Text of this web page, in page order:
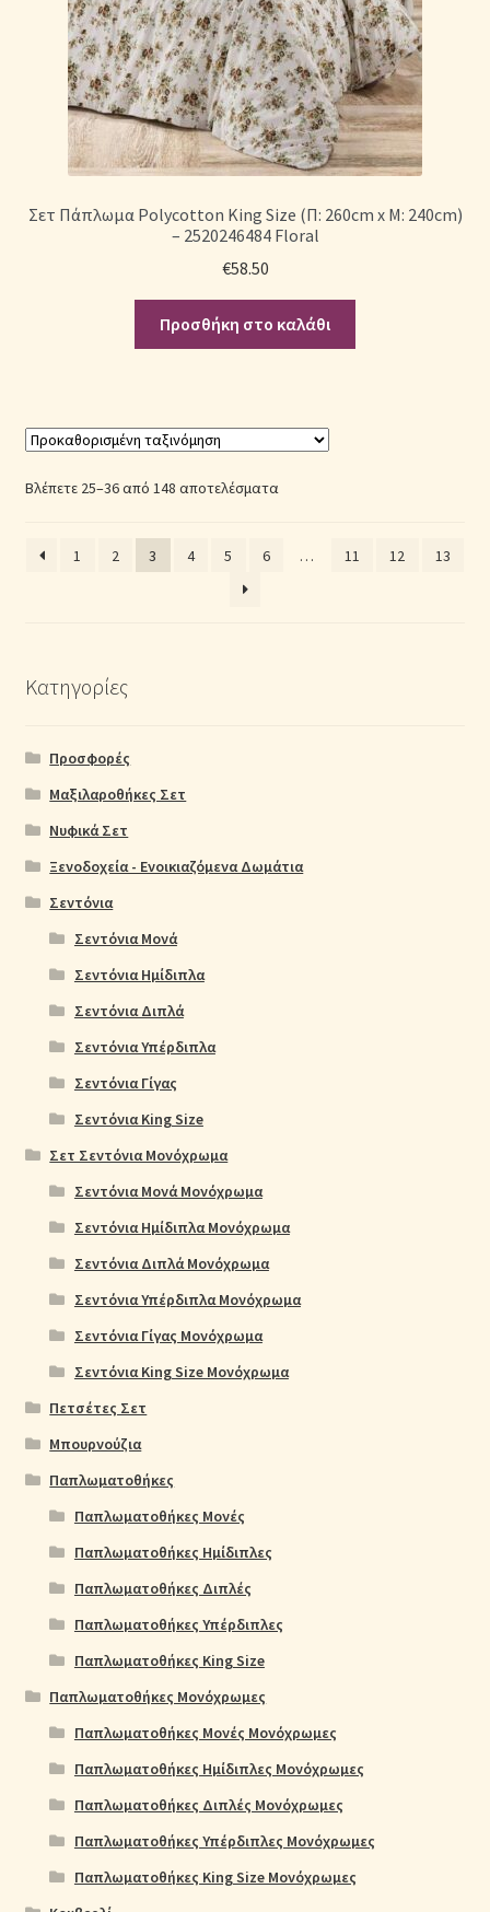
Σετ Πάπλωμα Polycotton King Size (Π: 260cm x Μ: 240cm)
– 2520246484 Floral
€58.50
Προσθήκη στο καλάθι
Βλέπετε 25–36 από 148 αποτελέσματα
1 2 3 4 5 6 … 11 12 13
Κατηγορίες
Προσφορές
Μαξιλαροθήκες Σετ
Νυφικά Σετ
Ξενοδοχεία - Ενοικιαζόμενα Δωμάτια
Σεντόνια
Σεντόνια Μονά
Σεντόνια Ημίδιπλα
Σεντόνια Διπλά
Σεντόνια Υπέρδιπλα
Σεντόνια Γίγας
Σεντόνια King Size
Σετ Σεντόνια Μονόχρωμα
Σεντόνια Μονά Μονόχρωμα
Σεντόνια Ημίδιπλα Μονόχρωμα
Σεντόνια Διπλά Μονόχρωμα
Σεντόνια Υπέρδιπλα Μονόχρωμα
Σεντόνια Γίγας Μονόχρωμα
Σεντόνια King Size Μονόχρωμα
Πετσέτες Σετ
Μπουρνούζια
Παπλωματοθήκες
Παπλωματοθήκες Μονές
Παπλωματοθήκες Ημίδιπλες
Παπλωματοθήκες Διπλές
Παπλωματοθήκες Υπέρδιπλες
Παπλωματοθήκες King Size
Παπλωματοθήκες Μονόχρωμες
Παπλωματοθήκες Μονές Μονόχρωμες
Παπλωματοθήκες Ημίδιπλες Μονόχρωμες
Παπλωματοθήκες Διπλές Μονόχρωμες
Παπλωματοθήκες Υπέρδιπλες Μονόχρωμες
Παπλωματοθήκες King Size Μονόχρωμες